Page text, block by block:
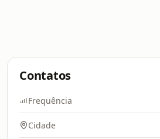
Contatos
Frequência
Cidade